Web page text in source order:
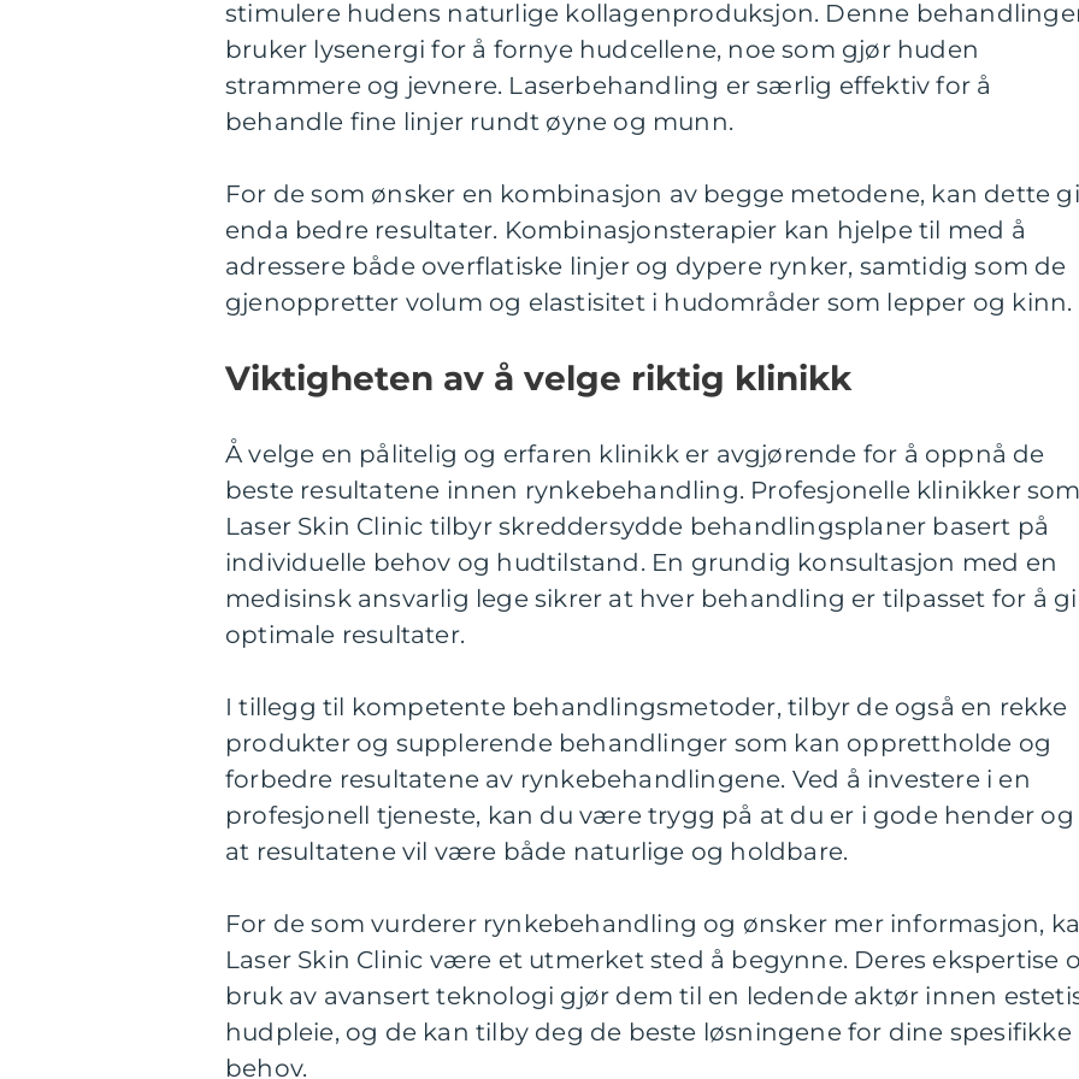
stimulere hudens naturlige kollagenproduksjon. Denne
bruker lysenergi for å fornye hudcellene, noe som gjør huden
strammere og jevnere. Laserbehandling er særlig effektiv for å
behandle fine linjer rundt øyne og munn.
For de som ønsker en kombinasjon av begge metodene, kan dette gi
enda bedre resultater. Kombinasjonsterapier kan hjelpe til med å
adressere både overflatiske linjer og dypere rynker, samtidig som de
gjenoppretter volum og elastisitet i hudområder som lepper og kinn.
Viktigheten av å velge riktig klinikk
Å velge en pålitelig og erfaren klinikk er avgjørende for å oppnå de
beste resultatene innen rynkebehandling. Profesjonelle klinikker som
Laser Skin Clinic tilbyr skreddersydde behandlingsplaner basert på
individuelle behov og hudtilstand. En grundig konsultasjon med en
medisinsk ansvarlig lege sikrer at hver behandling er tilpasset for å gi
optimale resultater.
I tillegg til kompetente behandlingsmetoder, tilbyr de også en rekke
produkter og supplerende behandlinger som kan opprettholde og
forbedre resultatene av rynkebehandlingene. Ved å investere i en
profesjonell tjeneste, kan du være trygg på at du er i gode hender og
at resultatene vil være både naturlige og holdbare.
For de som vurderer rynkebehandling og ønsker mer informasjon,
Laser Skin Clinic være et utmerket sted å begynne. Deres ekspertise
bruk av avansert teknologi gjør dem til en ledende aktør innen
hudpleie, og de kan tilby deg de beste løsningene for dine spesifikke
behov.